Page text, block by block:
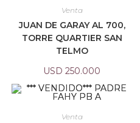
Venta
JUAN DE GARAY AL 700,
TORRE QUARTIER SAN
TELMO
USD 250.000
Venta